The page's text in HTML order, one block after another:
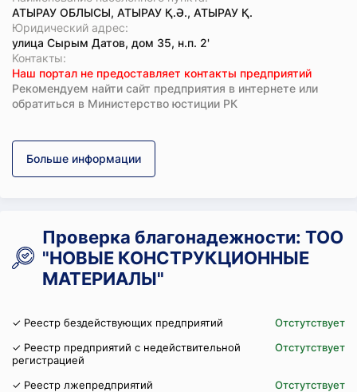
АТЫРАУ ОБЛЫСЫ, АТЫРАУ Қ.Ә., АТЫРАУ Қ.
Юридический адрес:
улица Сырым Датов, дом 35, н.п. 2'
Koнтaкты:
Наш портал не предоставляет контакты предприятий
Рекомендуем найти сайт предприятия в интернете или
обратиться в Министерство юстиции РК
Больше информации
Проверка благонадежности: ТОО
"НОВЫЕ КОНСТРУКЦИОННЫЕ
МАТЕРИАЛЫ"
✓ Реестр бездействующих предприятий
Отстутствует
✓ Реестр предприятий с недействительной
регистрацией
Отстутствует
✓ Реестр лжепредприятий
Отстутствует